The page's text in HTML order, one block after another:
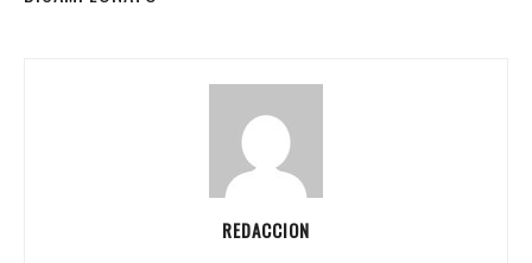
REDACCION